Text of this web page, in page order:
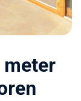
meter